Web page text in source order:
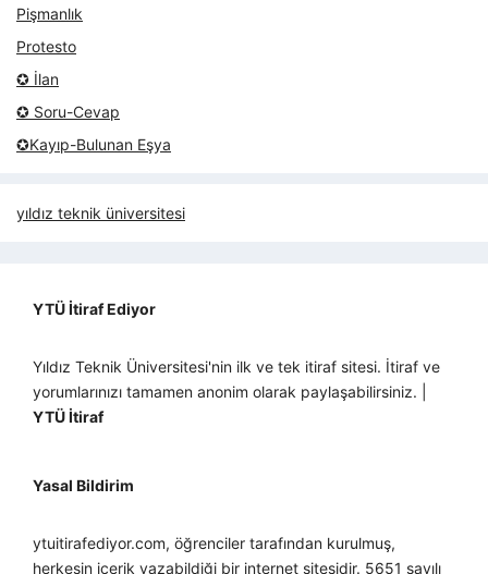
Pişmanlık
Protesto
✪ İlan
✪ Soru-Cevap
✪Kayıp-Bulunan Eşya
yıldız teknik üniversitesi
YTÜ İtiraf Ediyor
Yıldız Teknik Üniversitesi'nin ilk ve tek itiraf sitesi. İtiraf ve
yorumlarınızı tamamen anonim olarak paylaşabilirsiniz. |
YTÜ İtiraf
Yasal Bildirim
ytuitirafediyor.com, öğrenciler tarafından kurulmuş,
herkesin içerik yazabildiği bir internet sitesidir. 5651 sayılı